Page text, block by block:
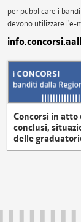
per pubblicare i
devono utilizzare l'e-
Concorsi in atto
conclusi,
delle